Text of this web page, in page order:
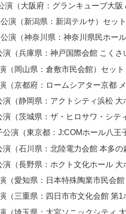
演（大阪府：グランキューブ大阪
演（新潟県：新潟テルサ）セッ
演（神奈川県：神奈川県民ホー
（兵庫県：神戸国際会館 こくさ
（岡山県：倉敷市民会館）セット
（京都府：ロームシアター京都
（静岡県：アクトシティ浜松 大
（茨城県：ザ・ヒロサワ・シテ
演（東京都：J:COMホール八王
（石川県：北陸電力会館 本多の
（長野県：ホクト文化ホール 大
（愛知県：日本特殊陶業市民会
（三重県：四日市市文化会館 第1
（埼玉県：大宮ソニックシティ